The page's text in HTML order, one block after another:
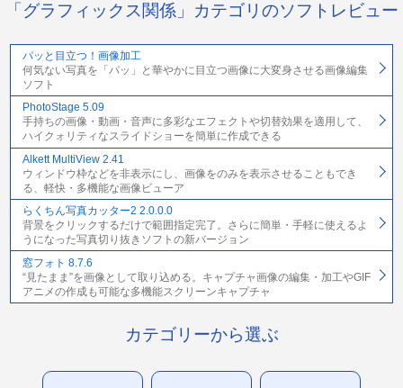
「グラフィックス関係」カテゴリのソフトレビュー
パッと目立つ！画像加工
何気ない写真を「パッ」と華やかに目立つ画像に大変身させる画像編集
ソフト
PhotoStage 5.09
手持ちの画像・動画・音声に多彩なエフェクトや切替効果を適用して、
ハイクォリティなスライドショーを簡単に作成できる
Alkett MultiView 2.41
ウィンドウ枠などを非表示にし、画像をのみを表示させることもでき
る、軽快・多機能な画像ビューア
らくちん写真カッター2 2.0.0.0
背景をクリックするだけで範囲指定完了。さらに簡単・手軽に使えるよ
うになった写真切り抜きソフトの新バージョン
窓フォト 8.7.6
“見たまま”を画像として取り込める。キャプチャ画像の編集・加工やGIF
アニメの作成も可能な多機能スクリーンキャプチャ
カテゴリーから選ぶ